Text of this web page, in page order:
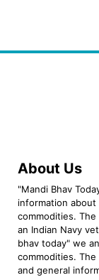
About Us
"Mandi Bhav
information
commodities.
an Indian Navy
bhav today" we
commodities.
and general